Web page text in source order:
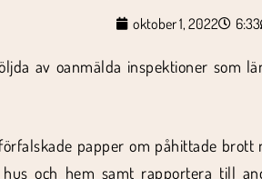
oktober 1, 2022 6:33
av oanmälda inspektioner som
papper om påhittade
och hem samt rapportera till